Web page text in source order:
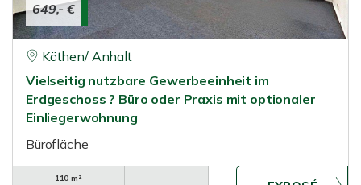
649,- €
Köthen/ Anhalt
Vielseitig nutzbare Gewerbeeinheit im
Erdgeschoss ? Büro oder Praxis mit optionaler
Einliegerwohnung
Bürofläche
110 m²